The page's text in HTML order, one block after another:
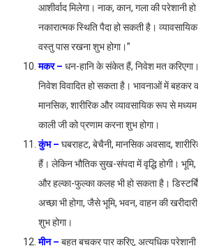
आशीर्वाद मिलेगा। नाक, कान, गला की परेशानी
नकारात्मक स्थिति पैदा हो सकती है।
वस्तु पास रखना शुभ होगा।”
मकर – धन-हानि के संकेत हैं, निवेश मत करिएगा।
निवेश विवादित हो सकता है। भावनाओं में बहकर
मानसिक, शारीरिक और व्यावसायिक रूप से
काली जी को प्रणाम करना शुभ होगा।
कुंभ – घबराहट, बेचैनी, मानसिक अवसाद,
हैं। लेकिन भौतिक सुख-संपदा में वृद्धि होगी। भूमि,
और हल्का-फुल्का कलह भी हो सकता है।
अच्छा भी होगा, जैसे भूमि, भवन, वाहन की
शुभ होगा।
मीन – बहुत बचकर पार करिए, अत्यधिक